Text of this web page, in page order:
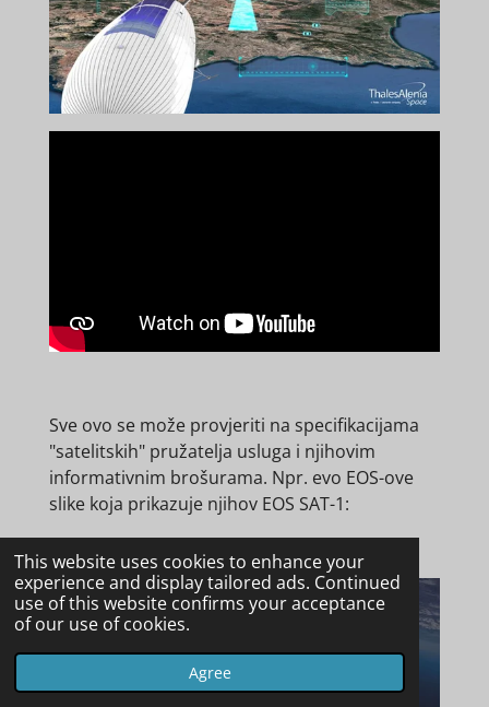
This website uses cookies to enhance your
experience and display tailored ads. Continued
use of this website confirms your acceptance
of our use of cookies.
Agree
Sve ovo se može provjeriti na specifikacijama
"satelitskih" pružatelja usluga i njihovim
informativnim brošurama. Npr. evo EOS-ove
slike koja prikazuje njihov EOS SAT-1: